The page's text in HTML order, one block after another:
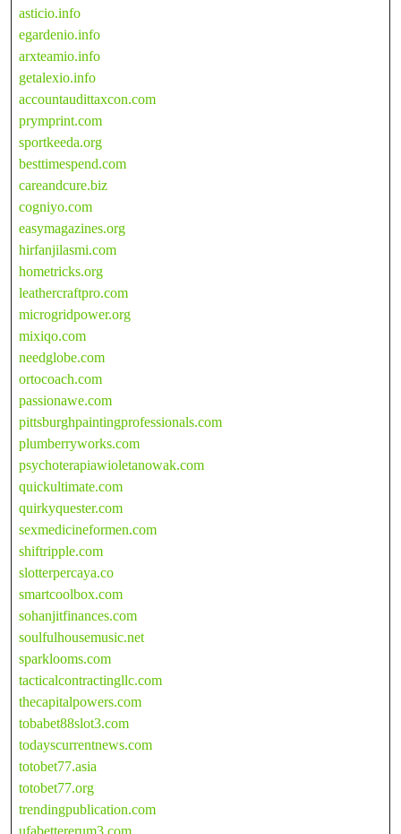
asticio.info
egardenio.info
arxteamio.info
getalexio.info
accountaudittaxcon.com
prymprint.com
sportkeeda.org
besttimespend.com
careandcure.biz
cogniyo.com
easymagazines.org
hirfanjilasmi.com
hometricks.org
leathercraftpro.com
microgridpower.org
mixiqo.com
needglobe.com
ortocoach.com
passionawe.com
pittsburghpaintingprofessionals.com
plumberryworks.com
psychoterapiawioletanowak.com
quickultimate.com
quirkyquester.com
sexmedicineformen.com
shiftripple.com
slotterpercaya.co
smartcoolbox.com
sohanjitfinances.com
soulfulhousemusic.net
sparklooms.com
tacticalcontractingllc.com
thecapitalpowers.com
tobabet88slot3.com
todayscurrentnews.com
totobet77.asia
totobet77.org
trendingpublication.com
ufabettererum3.com